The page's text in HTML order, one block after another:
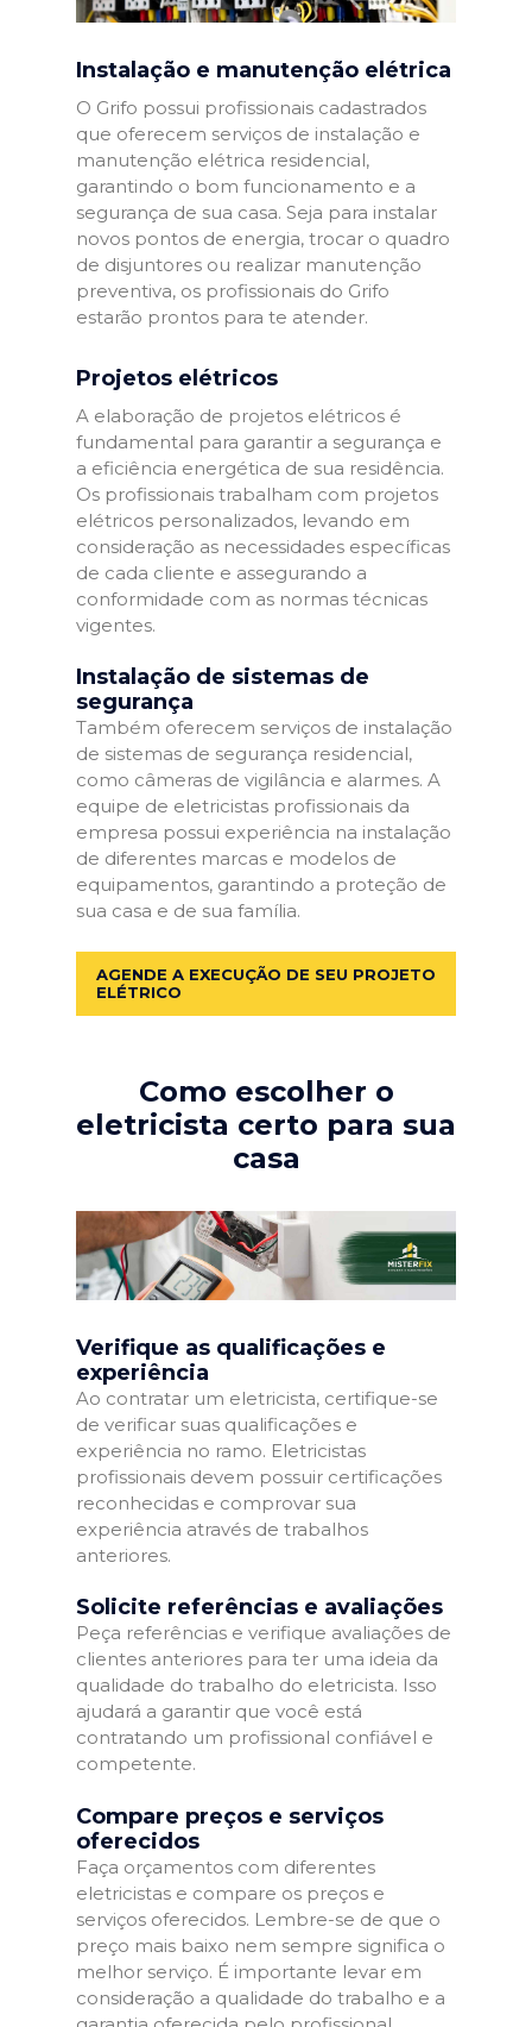
Instalação e manutenção elétrica
O Grifo possui profissionais cadastrados
que oferecem serviços de instalação e
manutenção elétrica residencial,
garantindo o bom funcionamento e a
segurança de sua casa. Seja para instalar
novos pontos de energia, trocar o quadro
de disjuntores ou realizar manutenção
preventiva, os profissionais do Grifo
estarão prontos para te atender.
Projetos elétricos
A elaboração de projetos elétricos é
fundamental para garantir a segurança e
a eficiência energética de sua residência.
Os profissionais trabalham com projetos
elétricos personalizados, levando em
consideração as necessidades específicas
de cada cliente e assegurando a
conformidade com as normas técnicas
vigentes.
Instalação de sistemas de
segurança
Também oferecem serviços de instalação
de sistemas de segurança residencial,
como câmeras de vigilância e alarmes. A
equipe de eletricistas profissionais da
empresa possui experiência na instalação
de diferentes marcas e modelos de
equipamentos, garantindo a proteção de
sua casa e de sua família.
AGENDE A EXECUÇÃO DE SEU PROJETO
ELÉTRICO
Como escolher o
eletricista certo para sua
casa
Verifique as qualificações e
experiência
Ao contratar um eletricista, certifique-se
de verificar suas qualificações e
experiência no ramo. Eletricistas
profissionais devem possuir certificações
reconhecidas e comprovar sua
experiência através de trabalhos
anteriores.
Solicite referências e avaliações
Peça referências e verifique avaliações de
clientes anteriores para ter uma ideia da
qualidade do trabalho do eletricista. Isso
ajudará a garantir que você está
contratando um profissional confiável e
competente.
Compare preços e serviços
oferecidos
Faça orçamentos com diferentes
eletricistas e compare os preços e
serviços oferecidos. Lembre-se de que o
preço mais baixo nem sempre significa o
melhor serviço. É importante levar em
consideração a qualidade do trabalho e a